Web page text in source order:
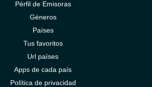
Pérfil de Emisoras
Géneros
Países
Tus favoritos
Url países
Apps de cada país
Política de privacidad